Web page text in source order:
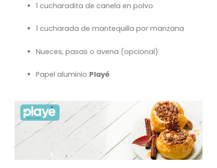
1 cucharadita de canela en polvo
1 cucharada de mantequilla por manzana
Nueces, pasas o avena (opcional)
Papel aluminio Playé